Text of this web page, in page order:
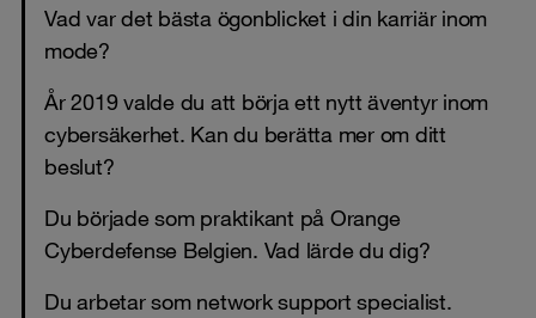
Vad var det bästa ögonblicket i din karriär inom
mode?
År 2019 valde du att börja ett nytt äventyr inom
cybersäkerhet. Kan du berätta mer om ditt
beslut?
Du började som praktikant på Orange
Cyberdefense Belgien. Vad lärde du dig?
Du arbetar som network support specialist.